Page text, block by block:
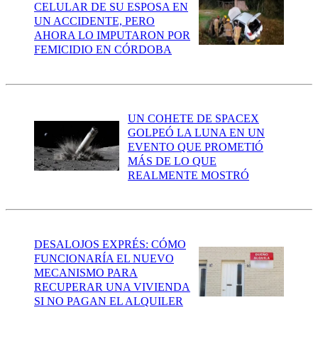
CELULAR DE SU ESPOSA EN
UN ACCIDENTE, PERO
AHORA LO IMPUTARON POR
FEMICIDIO EN CÓRDOBA
UN COHETE DE SPACEX
GOLPEÓ LA LUNA EN UN
EVENTO QUE PROMETIÓ
MÁS DE LO QUE
REALMENTE MOSTRÓ
DESALOJOS EXPRÉS: CÓMO
FUNCIONARÍA EL NUEVO
MECANISMO PARA
RECUPERAR UNA VIVIENDA
SI NO PAGAN EL ALQUILER